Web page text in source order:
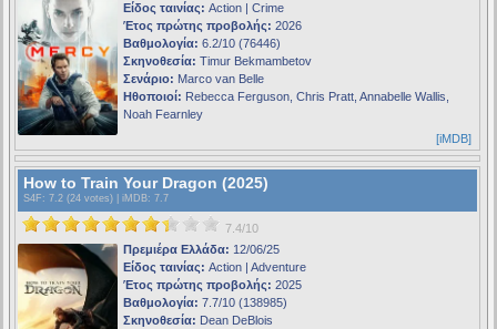
Είδος ταινίας: Action | Crime
Έτος πρώτης προβολής: 2026
Βαθμολογία: 6.2/10 (76446)
Σκηνοθεσία: Timur Bekmambetov
Σενάριο: Marco van Belle
Ηθοποιοί: Rebecca Ferguson, Chris Pratt, Annabelle Wallis,
Noah Fearnley
[iMDB]
How to Train Your Dragon (2025)
S4F : 7.2 (24 votes) | iMDB: 7.7
7.4/10
Πρεμιέρα Ελλάδα: 12/06/25
Είδος ταινίας: Action | Adventure
Έτος πρώτης προβολής: 2025
Βαθμολογία: 7.7/10 (138985)
Σκηνοθεσία: Dean DeBlois